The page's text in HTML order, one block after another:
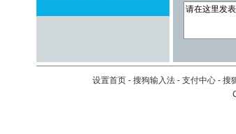
设置首页 - 搜狗输入法 - 支付中心 - 搜